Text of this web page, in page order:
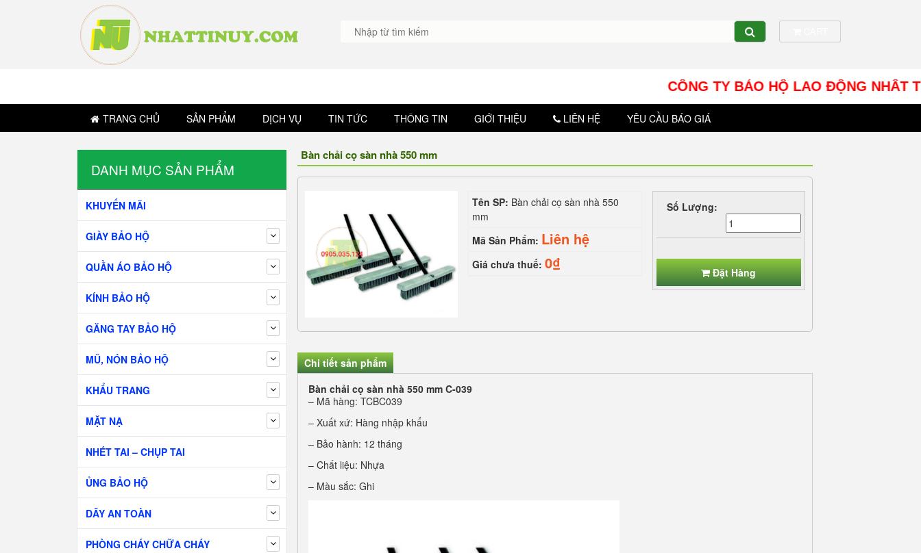
CÔNG TY BẢO HỘ LAO ĐỘNG NHÂT
TRANG CHỦ SẢN PHẨM DỊCH VỤ TIN TỨC THÔNG TIN GIỚI THIỆU LIÊN HỆ YÊU CẦU BÁO GIÁ
DANH MỤC SẢN PHẨM
KHUYẾN MÃI
GIÀY BẢO HỘ
QUẦN ÁO BẢO HỘ
KÍNH BẢO HỘ
GĂNG TAY BẢO HỘ
MŨ, NÓN BẢO HỘ
KHẨU TRANG
MẶT NẠ
NHÉT TAI – CHỤP TAI
ỦNG BẢO HỘ
DÂY AN TOÀN
PHÒNG CHÁY CHỮA CHÁY
Bàn chải cọ sàn nhà 550 mm
Tên SP: Bàn chải cọ sàn nhà 550
mm
Mã Sản Phẩm: Liên hệ
Giá chưa thuế:0₫
Số Lượng:
Đặt Hàng
Chi tiết sản phẩm
Bàn chải cọ sàn nhà 550 mm C-039
– Mã hàng: TCBC039
– Xuất xứ: Hàng nhập khẩu
– Bảo hành: 12 tháng
– Chất liệu: Nhựa
– Màu sắc: Ghi